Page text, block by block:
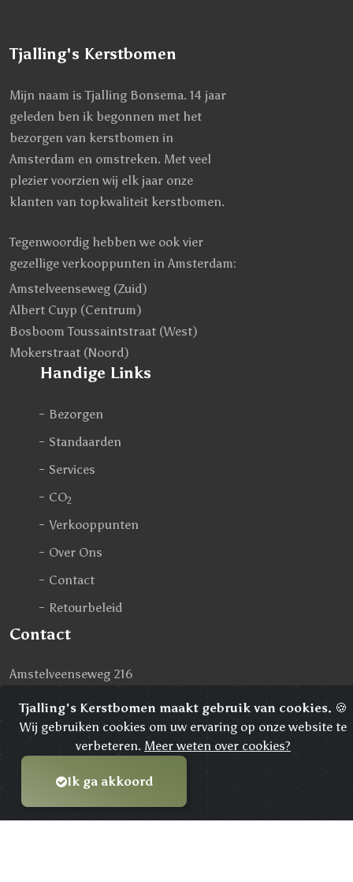
Tjalling's Kerstbomen
Mijn naam is Tjalling Bonsema. 14 jaar
geleden ben ik begonnen met het
bezorgen van kerstbomen in
Amsterdam en omstreken. Met veel
plezier voorzien wij elk jaar onze
klanten van topkwaliteit kerstbomen.
Tegenwoordig hebben we ook vier
gezellige verkooppunten in Amsterdam:
Amstelveenseweg (Zuid)
Albert Cuyp (Centrum)
Bosboom Toussaintstraat (West)
Mokerstraat (Noord)
Handige Links
Bezorgen
Standaarden
Services
CO2
Verkooppunten
Over Ons
Contact
Retourbeleid
Contact
Amstelveenseweg 216
Telefoonnummer: 020 308 6128
KvK:58734635
Tjalling's Kerstbomen maakt gebruik van cookies. 🍪
Wij gebruiken cookies om uw ervaring op onze website te
verbeteren. Meer weten over cookies?
Ik ga akkoord